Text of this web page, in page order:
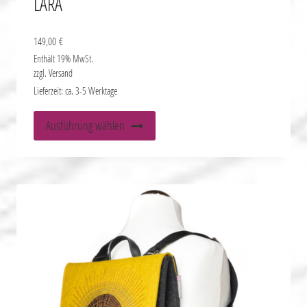
149,00 €
Enthält 19% MwSt.
zzgl. Versand
Lieferzeit: ca. 3-5 Werktage
Ausführung wählen
Produkt
Varianten
Optionen
können
auf